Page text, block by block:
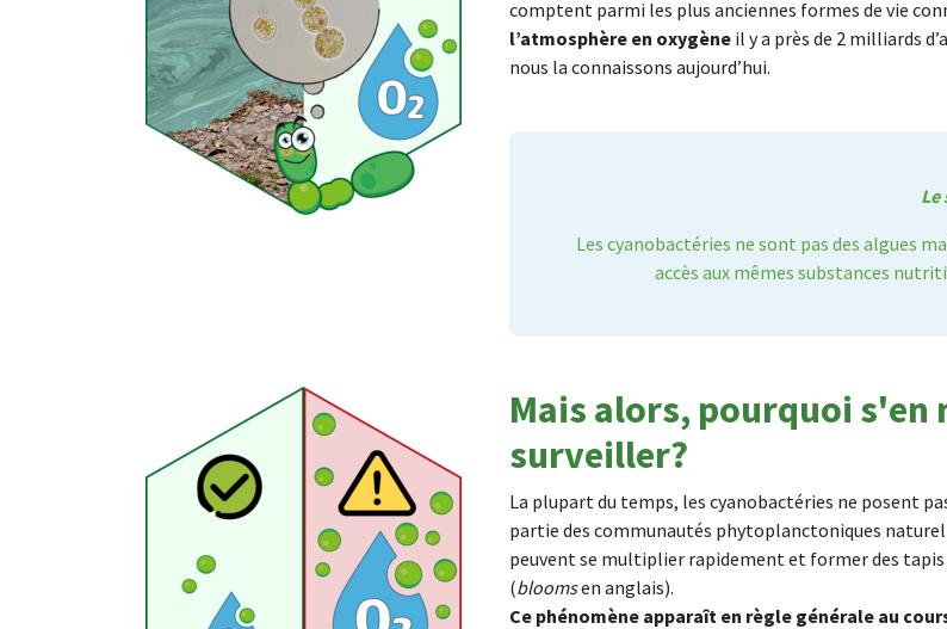
comptent parmi les plus anciennes formes de vie
l’atmosphère en oxygène il y a près de 2 milliards
nous la connaissons aujourd’hui.
Le
Les cyanobactéries ne sont pas des algues
accès aux mêmes substances
Mais alors, pourquoi
surveiller?
La plupart du temps, les cyanobactéries ne posent
partie des communautés phytoplanctoniques
peuvent se multiplier rapidement et former des tapis
(bloomsen anglais).
Ce phénomène apparaît en règle générale au